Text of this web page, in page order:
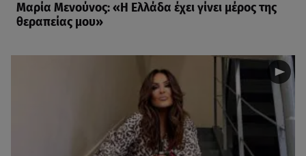
Μαρία Μενούνος: «Η Ελλάδα έχει γίνει μέρος της
θεραπείας μου»